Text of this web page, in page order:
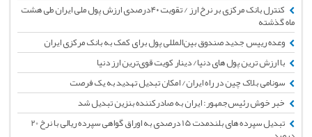
کنترل بانک مرکزی بر نرخ ارز / تقویت ۴۰درصدی ارزش پول ملی ایران طی هشت
ماه گذشته
وعده رییس جدید صندوق بین‌المللی پول برای کمک به بانک مرکزی ایران
با ارزش‌ ترین پول های دنیا/ دینار کویت قوی‌ترین ارز دنیا
سونامی بلاک چین در راه ایران/ امکان تبدیل تهدید به یک فرصت
خبر خوش رئیس‌جمهور: ایران به صادرکننده بنزین تبدیل شد
تبدیل سپرده های بلندمدت 15 درصدی به اوراق گواهی سپرده ریالی با نرخ 20